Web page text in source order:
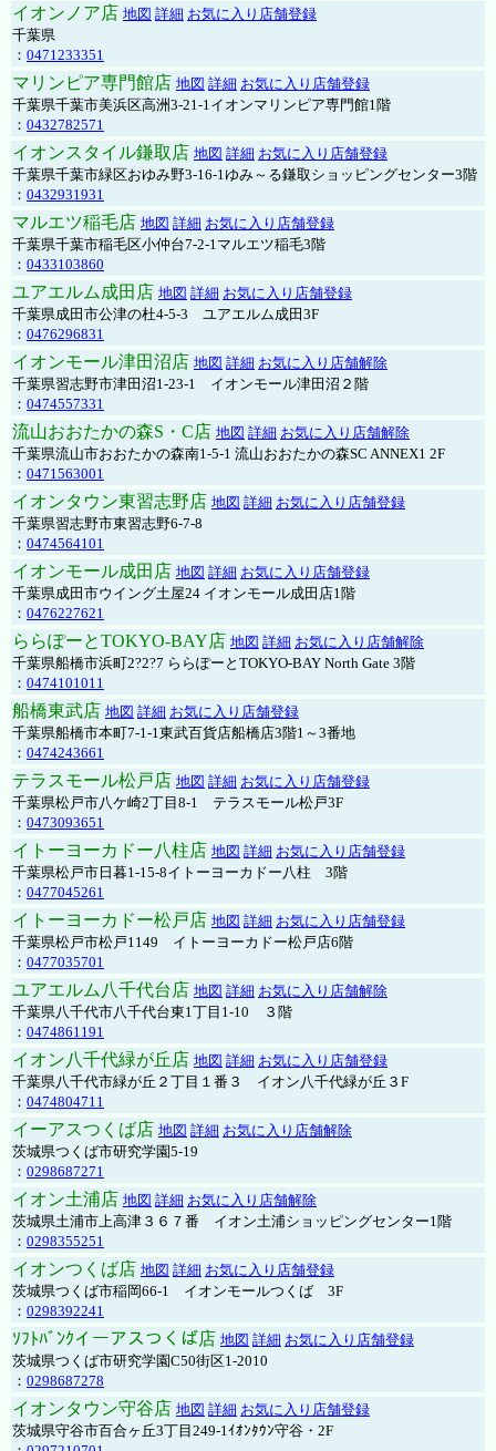
イオンノア店 地図 詳細 お気に入り店舗登録
千葉県
： 0471233351
マリンピア専門館店 地図 詳細 お気に入り店舗登録
千葉県千葉市美浜区高洲3-21-1イオンマリンピア専門館1階
： 0432782571
イオンスタイル鎌取店 地図 詳細 お気に入り店舗登録
千葉県千葉市緑区おゆみ野3-16-1ゆみ～る鎌取ショッピングセンター3階
： 0432931931
マルエツ稲毛店 地図 詳細 お気に入り店舗登録
千葉県千葉市稲毛区小仲台7-2-1マルエツ稲毛3階
： 0433103860
ユアエルム成田店 地図 詳細 お気に入り店舗登録
千葉県成田市公津の杜4-5-3 ユアエルム成田3F
： 0476296831
イオンモール津田沼店 地図 詳細 お気に入り店舗解除
千葉県習志野市津田沼1-23-1 イオンモール津田沼２階
： 0474557331
流山おおたかの森S・C店 地図 詳細 お気に入り店舗解除
千葉県流山市おおたかの森南1-5-1 流山おおたかの森SC ANNEX1 2F
： 0471563001
イオンタウン東習志野店 地図 詳細 お気に入り店舗登録
千葉県習志野市東習志野6-7-8
： 0474564101
イオンモール成田店 地図 詳細 お気に入り店舗登録
千葉県成田市ウイング土屋24 イオンモール成田店1階
： 0476227621
ららぽーとTOKYO-BAY店 地図 詳細 お気に入り店舗解除
千葉県船橋市浜町2?2?7 ららぽーとTOKYO-BAY North Gate 3階
： 0474101011
船橋東武店 地図 詳細 お気に入り店舗登録
千葉県船橋市本町7-1-1東武百貨店船橋店3階1～3番地
： 0474243661
テラスモール松戸店 地図 詳細 お気に入り店舗登録
千葉県松戸市八ケ崎2丁目8-1 テラスモール松戸3F
： 0473093651
イトーヨーカドー八柱店 地図 詳細 お気に入り店舗登録
千葉県松戸市日暮1-15-8イトーヨーカドー八柱 3階
： 0477045261
イトーヨーカドー松戸店 地図 詳細 お気に入り店舗登録
千葉県松戸市松戸1149 イトーヨーカドー松戸店6階
： 0477035701
ユアエルム八千代台店 地図 詳細 お気に入り店舗解除
千葉県八千代市八千代台東1丁目1-10 ３階
： 0474861191
イオン八千代緑が丘店 地図 詳細 お気に入り店舗登録
千葉県八千代市緑が丘２丁目１番３ イオン八千代緑が丘３F
： 0474804711
イーアスつくば店 地図 詳細 お気に入り店舗解除
茨城県つくば市研究学園5-19
： 0298687271
イオン土浦店 地図 詳細 お気に入り店舗解除
茨城県土浦市上高津３６７番 イオン土浦ショッピングセンター1階
： 0298355251
イオンつくば店 地図 詳細 お気に入り店舗登録
茨城県つくば市稲岡66-1 イオンモールつくば 3F
： 0298392241
ｿﾌﾄﾊﾞﾝｸイーアスつくば店 地図 詳細 お気に入り店舗登録
茨城県つくば市研究学園C50街区1-2010
： 0298687278
イオンタウン守谷店 地図 詳細 お気に入り店舗登録
茨城県守谷市百合ヶ丘3丁目249-1ｲｵﾝﾀｳﾝ守谷・2F